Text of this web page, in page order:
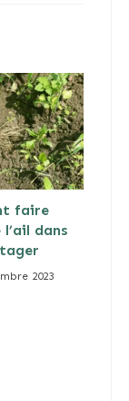
faire
dans
2023